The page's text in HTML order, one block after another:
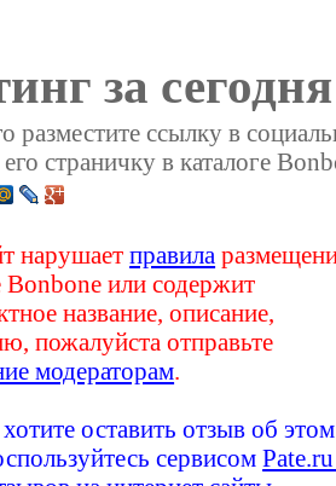
за
разместите ссылку в
его страничку в каталоге
нарушаетправила
Bonbone или содержит
название, описание,
пожалуйста отправьте
модераторам
оставить отзыв об этом
сервисом